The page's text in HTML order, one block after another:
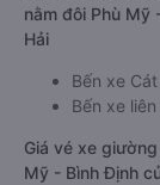
nằm đôi Phù Mỹ
Hải
Bến xe
Bến xe
Giá vé xe
Mỹ - Bình Định